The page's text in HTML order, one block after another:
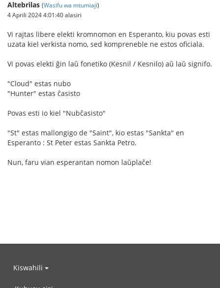
Altebrilas (Wasifu wa mtumiaji)
4 Aprili 2024 4:01:40 alasiri
Vi rajtas libere elekti kromnomon en Esperanto, kiu povas esti
uzata kiel verkista nomo, sed kompreneble ne estos oficiala.
Vi povas elekti ĝin laŭ fonetiko (Kesnil / Kesnilo) aŭ laŭ signifo.
"Cloud" estas nubo
"Hunter" estas ĉasisto
Povas esti io kiel "Nubĉasisto"
"St" estas mallongigo de "Saint", kio estas "Sankta" en
Esperanto : St Peter estas Sankta Petro.
Nun, faru vian esperantan nomon laŭplaĉe!
Kiswahili